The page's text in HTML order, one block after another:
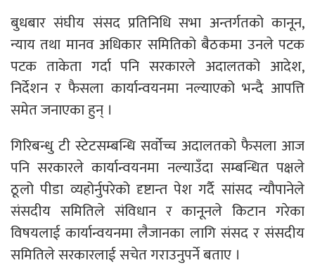
बुधबार संघीय संसद प्रतिनिधि सभा अन्तर्गतको कानून,
न्याय तथा मानव अधिकार समितिको बैठकमा उनले पटक
पटक ताकेता गर्दा पनि सरकारले अदालतको आदेश,
निर्देशन र फैसला कार्यान्वयनमा नल्याएको भन्दै आपत्ति
समेत जनाएका हुन् ।
गिरिबन्धु टी स्टेटसम्बन्धि सर्वोच्च अदालतको फैसला आज
पनि सरकारले कार्यान्वयनमा नल्याउँदा सम्बन्धित पक्षले
ठूलो पीडा व्यहोर्नुपरेको दृष्टान्त पेश गर्दै सांसद न्यौपानेले
संसदीय समितिले संविधान र कानूनले किटान गरेका
विषयलाई कार्यान्वयनमा लैजानका लागि संसद र संसदीय
समितिले सरकारलाई सचेत गराउनुपर्ने बताए ।